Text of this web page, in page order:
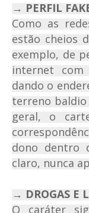
→ PERFIL
Como as
estão cheios
exemplo, de
internet com
dando o
terreno
geral, o
dono dentro
claro, nunca
→ DROGAS E
O caráter